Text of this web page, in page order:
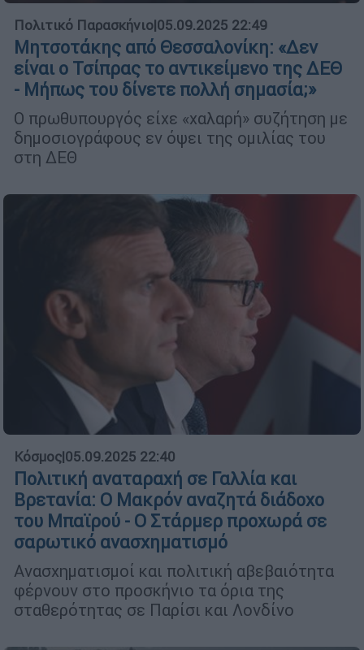
Πολιτικό Παρασκήνιο|05.09.2025 22:49
Μητσοτάκης από Θεσσαλονίκη: «Δεν
είναι ο Τσίπρας το αντικείμενο της ΔΕΘ
- Μήπως του δίνετε πολλή σημασία;»
Ο πρωθυπουργός είχε «χαλαρή» συζήτηση με
δημοσιογράφους εν όψει της ομιλίας του
στη ΔΕΘ
Κόσμος|05.09.2025 22:40
Πολιτική αναταραχή σε Γαλλία και
Βρετανία: Ο Μακρόν αναζητά διάδοχο
του Μπαϊρού - Ο Στάρμερ προχωρά σε
σαρωτικό ανασχηματισμό
Ανασχηματισμοί και πολιτική αβεβαιότητα
φέρνουν στο προσκήνιο τα όρια της
σταθερότητας σε Παρίσι και Λονδίνο